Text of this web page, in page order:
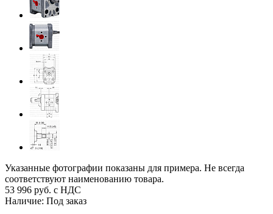
Указанные фотографии показаны для примера. Не всегда
соответствуют наименованию товара.
53 996 руб. с НДС
Наличие: Под заказ